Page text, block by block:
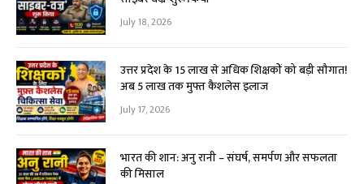
July 18, 2026
उत्तर प्रदेश के 15 लाख से अधिक शिक्षकों को बड़ी सौगात!
अब ₹5 लाख तक मुफ्त कैशलेस इलाज
July 17, 2026
भारत की शान: अनु रानी – संघर्ष, समर्पण और सफलता
की मिसाल